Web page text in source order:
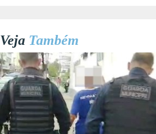
Veja Também